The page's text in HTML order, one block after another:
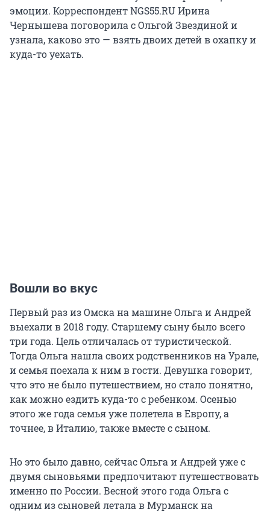
эмоции. Корреспондент NGS55.RU Ирина
Чернышева поговорила с Ольгой Звездиной и
узнала, каково это — взять двоих детей в охапку и
куда-то уехать.
Вошли во вкус
Первый раз из Омска на машине Ольга и Андрей
выехали в 2018 году. Старшему сыну было всего
три года. Цель отличалась от туристической.
Тогда Ольга нашла своих родственников на Урале,
и семья поехала к ним в гости. Девушка говорит,
что это не было путешествием, но стало понятно,
как можно ездить куда-то с ребенком. Осенью
этого же года семья уже полетела в Европу, а
точнее, в Италию, также вместе с сыном.
Но это было давно, сейчас Ольга и Андрей уже с
двумя сыновьями предпочитают путешествовать
именно по России. Весной этого года Ольга с
одним из сыновей летала в Мурманск на